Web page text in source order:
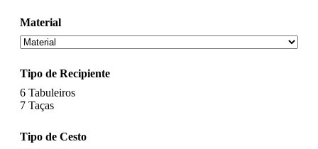
Material
Tipo de Recipiente
6 Tabuleiros
7 Taças
Tipo de Cesto